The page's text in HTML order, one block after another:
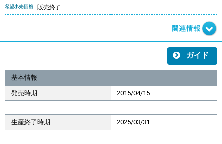
販売終了
ガイド
基本情報
発売時期 2015/04/15
生産終了時期 2025/03/31